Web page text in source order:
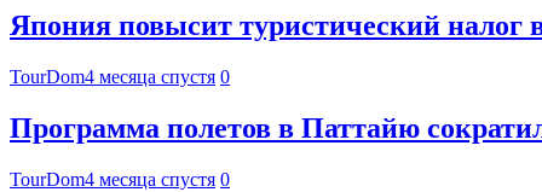
Япония повысит туристический налог в
TourDom4 месяца спустя 0
Программа полетов в Паттайю
TourDom4 месяца спустя 0